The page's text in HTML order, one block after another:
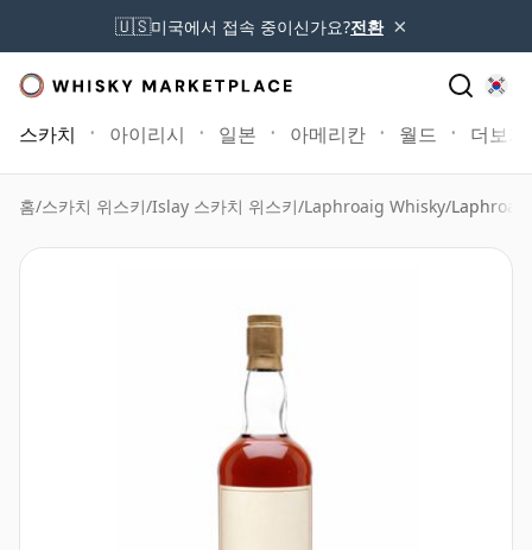
🇺🇸미국에서 접속 중이신가요?전환 ×
스카치 아이리시 일본 아메리칸 월드 더보기
홈/스카치 위스키/Islay 스카치 위스키/Laphroaig Whisky/